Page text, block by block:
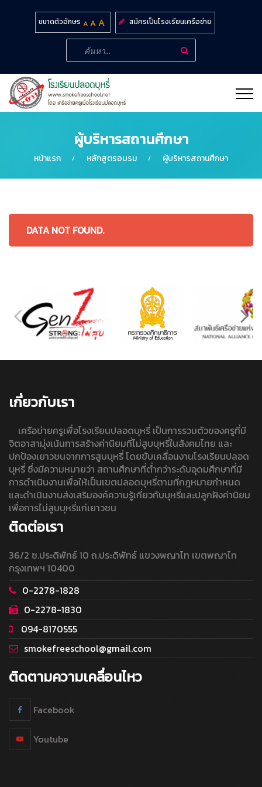
ขนาดตัวอักษร สมัครเป็นโรงเรียนเครือข่าย
ผู้บริหารสถานศึกษา
หน้าแรก หลักสูตรอบรม ผู้บริหารสถานศึกษา
DATA NOT FOUND.
เกี่ยวกับเรา
เครือข่ายครูเพื่อโรงเรียนปลอดบุหรี่ เป็นการรวมตัวของครูที่มี
จิตอาสามุ่งเน้นการสร้างค่านิยมที่ไม่สูบบุหรี่ในสังคมไทย และ
ปกป้องเยาวชนจากการสูบบุหรี่ โดยขับเคลื่อนงานโรงเรียนปลอด
บุหรี่ ซึ่งมีความหมายว่า สถานศึกษาที่ต่ำกว่าระดับอุดมศึกษาที่มี
การดำเนินงานเพื่อให้เป็นเขตปลอดบุหรี่ตามที่กฎหมายกำหนด
และดำเนินงานส่งเสริมองค์ความรู้เกี่ยวกับบุหรี่และปลูกฝังค่านิยม
เพื่อการไม่สูบบุหรี่แก่เยาวชน
ติดต่อเรา
36/2 ซ.ประดิพัทธ์ 10 ถ.ประดิพัทธ์ แขวงพญาไท เขตพญาไท
กรุงเทพฯ 10400
0-2278-1828
0-2278-1830
094-8170555
smokefreeschool@gmail.com
ติดตามความเคลื่อนไหว
Facebook
Youtube